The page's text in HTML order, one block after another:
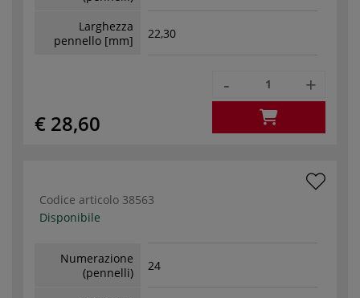
Larghezza
pennello [mm]
22,30
€ 28,60
- +
Codice articolo 38563
Disponibile
Numerazione
(pennelli)
24